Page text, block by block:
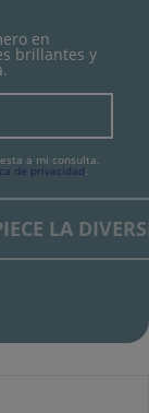
en
brillantes y
a mi consulta.
de privacidad